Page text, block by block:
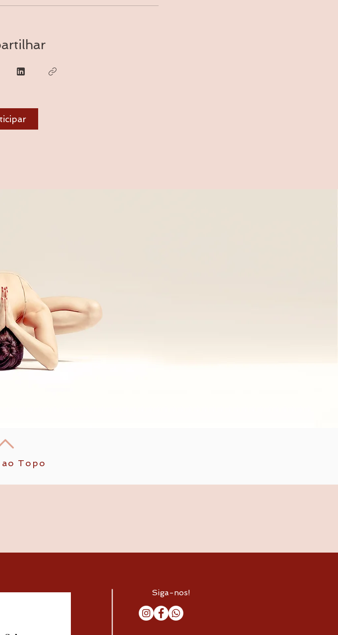
Topo
Siga-nos!